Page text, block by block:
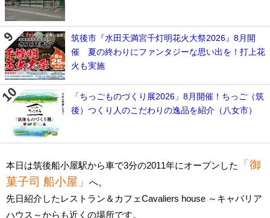
筑後市『水田天満宮千灯明花火大祭2026』8月開
催 夏の終わりにファンタジーな思い出を！打上花
火も実施
「ちっごものづくり展2026」8月開催！ちっご（筑
後）つくり人のこだわりの逸品を紹介（八女市）
本日は筑後船小屋駅から車で3分の2011年にオープンした
「御
菓子司 船小屋」
へ。
先日紹介したレストラン＆カフェCavaliers house ～キャバリア
ハウス～からも近くの場所です。